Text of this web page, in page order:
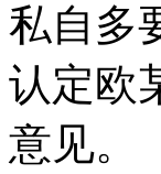
私自多
认定欧
意见。